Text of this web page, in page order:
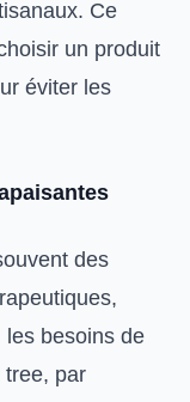
Ce
un produit
éviter les
des
les besoins de
tree, par